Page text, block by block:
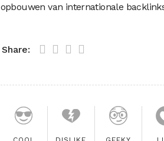
opbouwen van internationale
Share: